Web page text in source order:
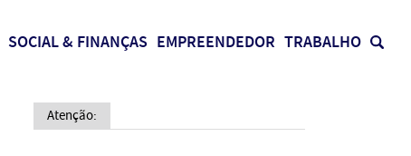
SOCIAL & FINANÇAS EMPREENDEDOR TRABALHO
Atenção: